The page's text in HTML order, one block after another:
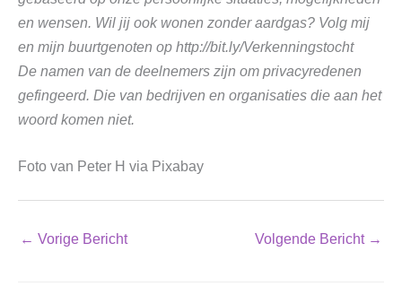
en wensen. Wil jij ook wonen zonder aardgas? Volg mij
en mijn buurtgenoten op http://bit.ly/Verkenningstocht
De namen van de deelnemers zijn om privacyredenen
gefingeerd. Die van bedrijven en organisaties die aan het
woord komen niet.
Foto van Peter H via Pixabay
← Vorige Bericht Volgende Bericht →